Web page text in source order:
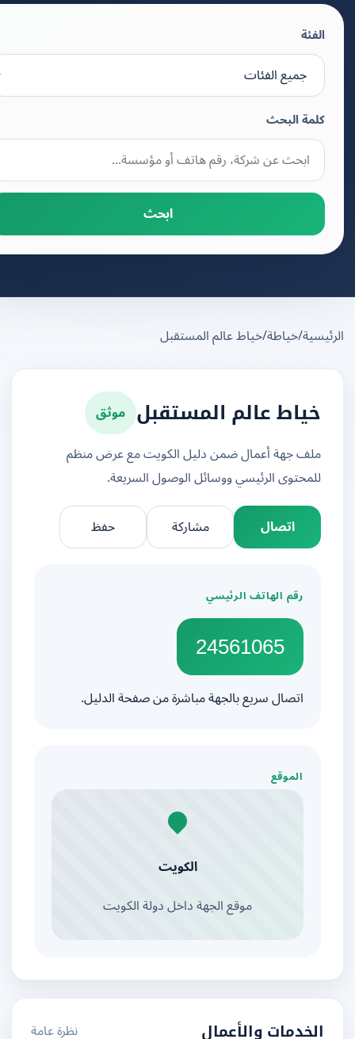
كلمة البحث
ابحث
/خياطة/خياط عالم المستقبل
خياط عالم المستقبل موثق
ملف جهة أعمال ضمن دليل الكويت مع عرض منظم
للمحتوى الرئيسي ووسائل الوصول السريعة.
اتصال
مشاركة
رقم الهاتف الرئيسي
24561065
اتصال سريع بالجهة مباشرة من صفحة الدليل.
الموقع
الكويت
موقع الجهة داخل دولة الكويت
الخدمات والأعمال نظرة عامة